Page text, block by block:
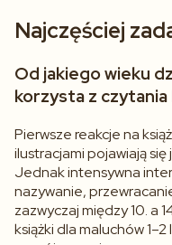
Najczęściej
Od jakiego wieku
korzysta z czytania
Pierwsze reakcje na
ilustracjami pojawiają się
Jednak intensywna
nazywanie,
zazwyczaj między 10. a
książki dla maluchów